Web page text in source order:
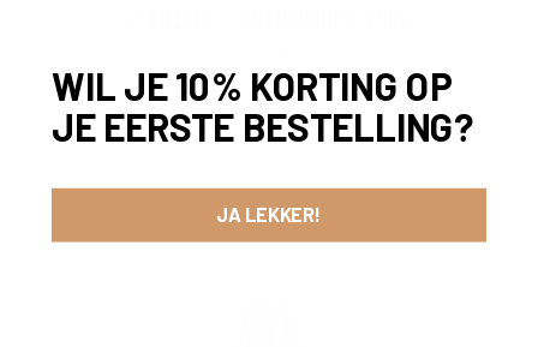
- +
WIL JE 10% KORTING OP
JE EERSTE BESTELLING?
JA LEKKER!